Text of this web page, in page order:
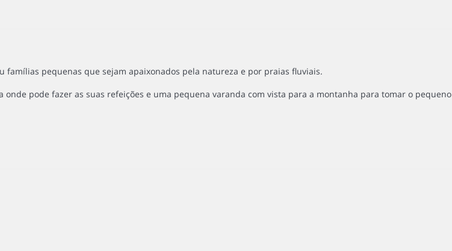
famílias pequenas que sejam apaixonados pela natureza e por praias fluviais.
pode fazer as suas refeições e uma pequena varanda com vista para a montanha para tomar o pequeno